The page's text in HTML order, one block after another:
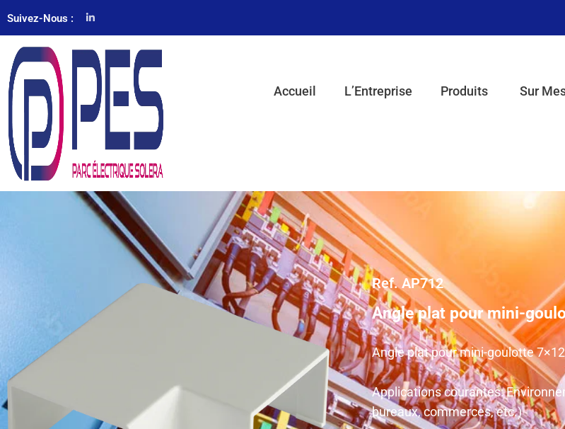
Suivez-Nous :
Accueil L’Entreprise Produits Sur
Ref. AP712
Angle plat pour mini-
Angle plat pour mini-goulotte 7×12
Applications courantes:
bureaux, commerces, etc.)